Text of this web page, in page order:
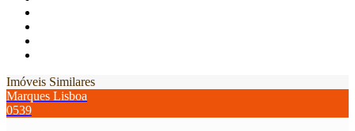
Imóveis Similares
Marques Lisboa
0539